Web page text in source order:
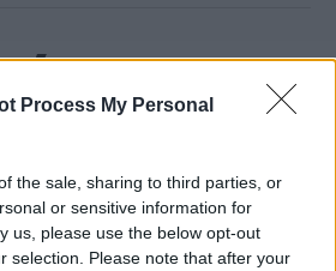
Process My Personal
the sale, sharing to third parties, or
or sensitive information for
us, please use the below opt-out
selection. Please note that after your